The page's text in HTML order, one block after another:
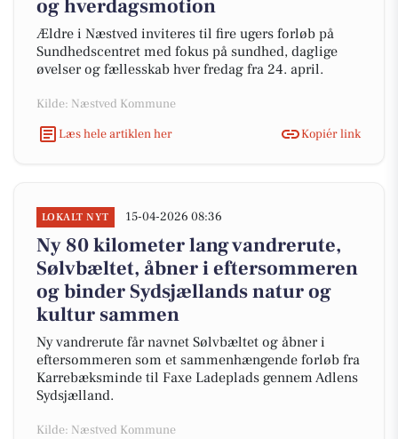
og hverdagsmotion
Ældre i Næstved inviteres til fire ugers forløb på
Sundhedscentret med fokus på sundhed, daglige
øvelser og fællesskab hver fredag fra 24. april.
Kilde: Næstved Kommune
Læs hele artiklen her
Kopiér link
LOKALT NYT 15-04-2026 08:36
Ny 80 kilometer lang vandrerute,
Sølvbæltet, åbner i eftersommeren
og binder Sydsjællands natur og
kultur sammen
Ny vandrerute får navnet Sølvbæltet og åbner i
eftersommeren som et sammenhængende forløb fra
Karrebæksminde til Faxe Ladeplads gennem Adlens
Sydsjælland.
Kilde: Næstved Kommune